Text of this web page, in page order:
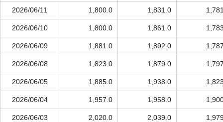
2026/06/11 1,800.0 1,831.0
2026/06/10 1,800.0 1,861.0
2026/06/09 1,881.0 1,892.0
2026/06/08 1,823.0 1,879.0
2026/06/05 1,885.0 1,938.0
2026/06/04 1,957.0 1,958.0
2026/06/03 2,020.0 2,039.0